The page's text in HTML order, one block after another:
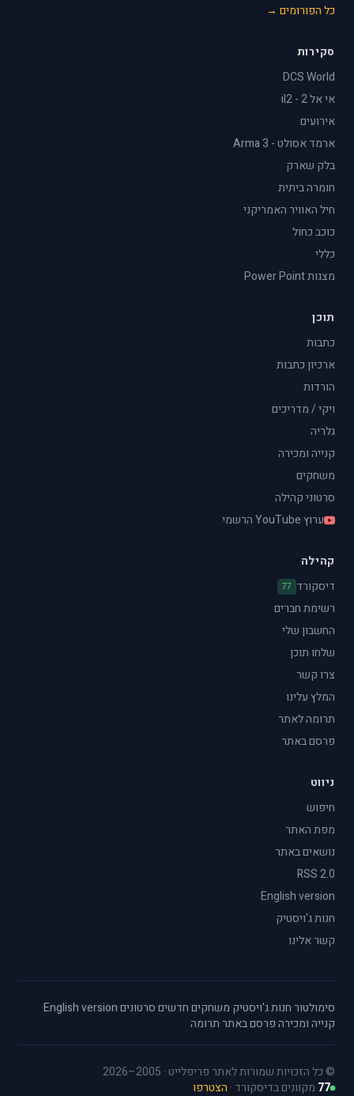
כל הפורומים →
סקירות
DCS World
אי אל 2 - il2
אירועים
ארמד אסולט - Arma 3
בלק שארק
חומרה ביתית
חיל האוויר האמריקני
כוכב כחול
כללי
מצגות Power Point
תוכן
כתבות
ארכיון כתבות
הורדות
ויקי / מדריכים
גלריה
קנייה ומכירה
משחקים
סרטוני קהילה
ערוץ YouTube הרשמי
קהילה
דיסקורד 77
רשימת חברים
החשבון שלי
שלחו תוכן
צרו קשר
המלץ עלינו
תרומה לאתר
פרסם באתר
ניווט
חיפוש
מפת האתר
נושאים באתר
RSS 2.0
English version
חנות ג'ויסטיק
קשר אלינו
סימולטור·חנות ג'ויסטיק·משחקים חדשים·סרטונים·
English version
·
קנייה ומכירה·פרסם באתר·תרומה
© כל הזכויות שמורות לאתר פריפלייט · 2005–2026
77 מקוונים בדיסקורד · הצטרפו